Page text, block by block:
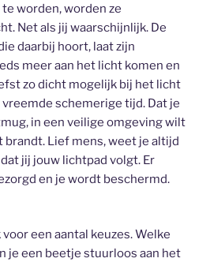
worden, worden ze
Net als jij waarschijnlijk. De
daarbij hoort, laat zijn
meer aan het licht komen en
zo dicht mogelijk bij het licht
schemerige tijd. Dat je
in een veilige omgeving wilt
brandt. Lief mens, weet je altijd
jij jouw lichtpad volgt. Er
en je wordt beschermd.
een aantal keuzes. Welke
je een beetje stuurloos aan het